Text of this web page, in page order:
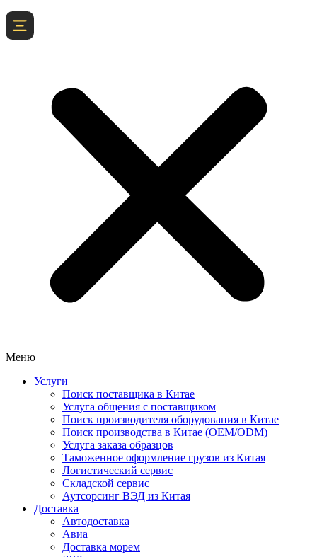
Меню
Услуги
Поиск поставщика в Китае
Услуга общения с поставщиком
Поиск производителя оборудования в Китае
Поиск производства в Китае (OEM/ODM)
Услуга заказа образцов
Таможенное оформление грузов из Китая
Логистический сервис
Складской сервис
Аутсорсинг ВЭД из Китая
Доставка
Автодоставка
Авиа
Доставка морем